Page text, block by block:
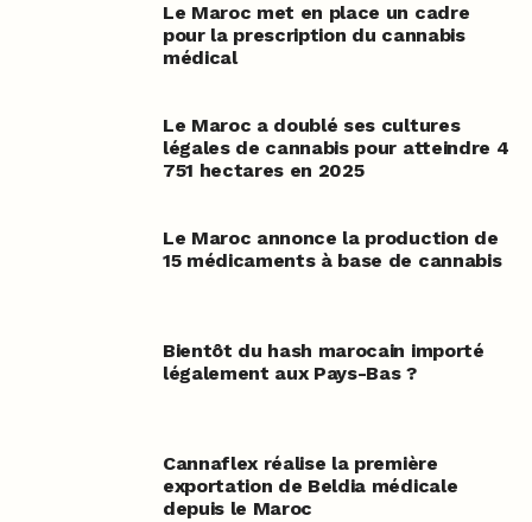
Le Maroc met en place un cadre
pour la prescription du cannabis
médical
Le Maroc a doublé ses cultures
légales de cannabis pour atteindre 4
751 hectares en 2025
Le Maroc annonce la production de
15 médicaments à base de cannabis
Bientôt du hash marocain importé
légalement aux Pays-Bas ?
Cannaflex réalise la première
exportation de Beldia médicale
depuis le Maroc